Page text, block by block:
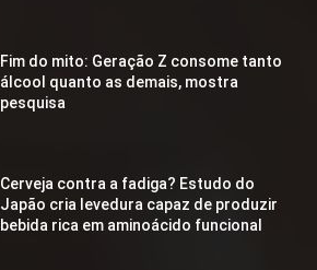
Fim do mito: Geração Z consome tanto
álcool quanto as demais, mostra
pesquisa
Cerveja contra a fadiga? Estudo do
Japão cria levedura capaz de produzir
bebida rica em aminoácido funcional